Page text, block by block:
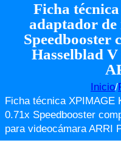
Ficha
adaptador
Speedbooster
Hasselblad
Inicio/
Ficha técnica XPIMAGE
0.71x Speedbooster
para videocámara ARRI